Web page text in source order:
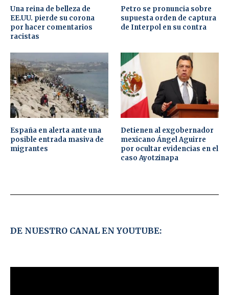
Una reina de belleza de
EE.UU. pierde su corona
por hacer comentarios
racistas
Petro se pronuncia sobre
supuesta orden de captura
de Interpol en su contra
España en alerta ante una
posible entrada masiva de
migrantes
Detienen al exgobernador
mexicano Ángel Aguirre
por ocultar evidencias en el
caso Ayotzinapa
DE NUESTRO CANAL EN YOUTUBE: